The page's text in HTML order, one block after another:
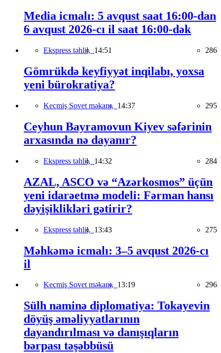
Media icmalı: 5 avqust saat 16:00-dan
6 avqust 2026-cı il saat 16:00-dək
Ekspress təhlil, 14:51 286
Gömrükdə keyfiyyət inqilabı, yoxsa
yeni bürokratiya?
Keçmiş Sovet məkanı, 14:37 295
Ceyhun Bayramovun Kiyev səfərinin
arxasında nə dayanır?
Ekspress təhlil, 14:32 284
AZAL, ASCO və “Azərkosmos” üçün
yeni idarəetmə modeli: Fərman hansı
dəyişiklikləri gətirir?
Ekspress təhlil, 13:43 275
Məhkəmə icmalı: 3–5 avqust 2026-cı
il
Keçmiş Sovet məkanı, 13:19 296
Sülh naminə diplomatiya: Tokayevin
döyüş əməliyyatlarının
dayandırılması və danışıqların
bərpası təşəbbüsü